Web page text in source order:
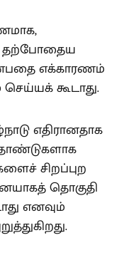
தற்போதைய
என்பதை எக்காரணம்
கூடாது.
எதிரானதாக
சிறப்புற
தொகுதி
எனவும்